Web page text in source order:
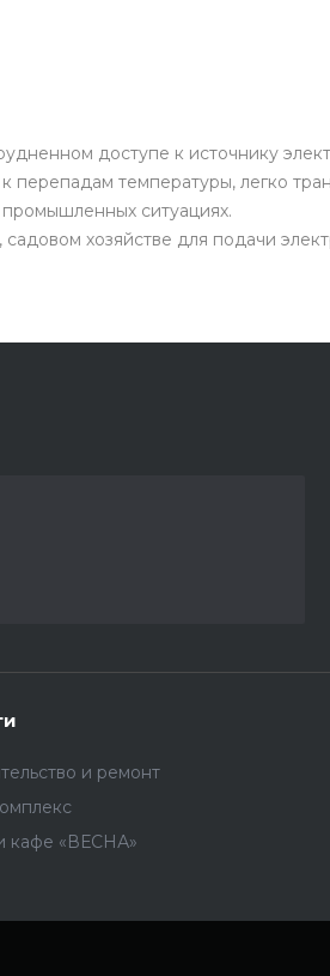
доступе к источнику
температуры, легко
ситуациях.
хозяйстве для подачи
и ремонт
кафе «ВЕСНА»